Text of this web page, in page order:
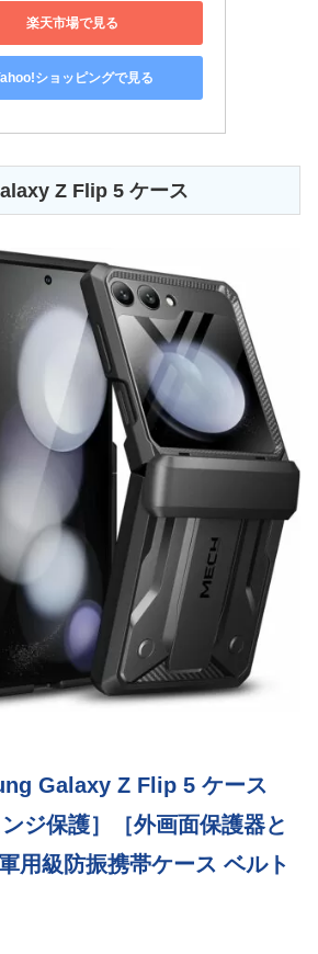
楽天市場で見る
ショッピングで見る
Z Flip 5 ケース
Galaxy Z Flip 5 ケース
ンジ保護］［外画面保護器と
用級防振携帯ケース ベルト